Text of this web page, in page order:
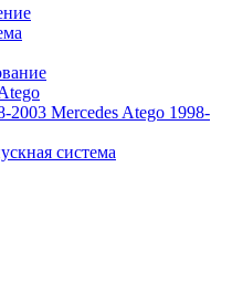
Mercedes Atego 1998-
система